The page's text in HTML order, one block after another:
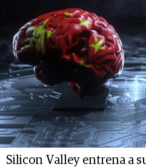
Silicon Valley entrena a